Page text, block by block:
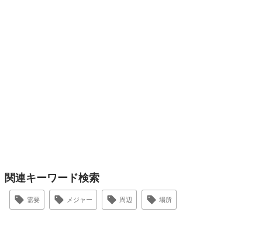
関連キーワード検索
需要 メジャー 周辺 場所